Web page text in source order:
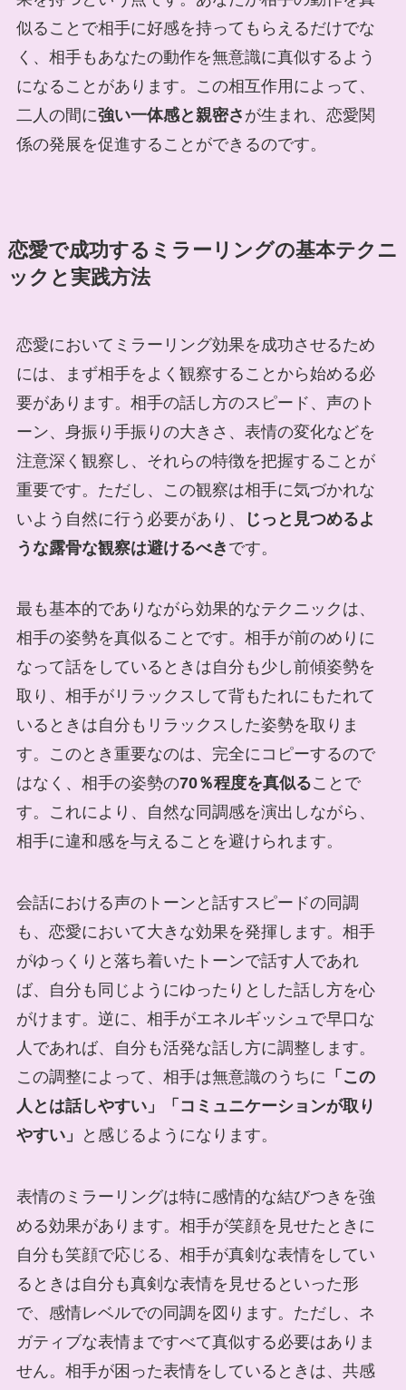
似ることで相手に好感を持ってもらえるだけでな
く、相手もあなたの動作を無意識に真似するよう
になることがあります。この相互作用によって、
二人の間に強い一体感と親密さ が生まれ、恋愛関
係の発展を促進することができるのです。
恋愛で成功するミラーリングの基本テクニ
ックと実践方法
恋愛においてミラーリング効果を成功させるため
には、まず相手をよく観察することから始める必
要があります。相手の話し方のスピード、声のト
ーン、身振り手振りの大きさ、表情の変化などを
注意深く観察し、それらの特徴を把握することが
重要です。ただし、この観察は相手に気づかれな
いよう自然に行う必要があり、
じっと見つめるよ
うな露骨な観察は避けるべき です。
最も基本的でありながら効果的なテクニックは、
相手の姿勢を真似ることです。相手が前のめりに
なって話をしているときは自分も少し前傾姿勢を
取り、相手がリラックスして背もたれにもたれて
いるときは自分もリラックスした姿勢を取りま
す。このとき重要なのは、完全にコピーするので
はなく、相手の姿勢の70％程度を真似ることで
す。これにより、自然な同調感を演出しながら、
相手に違和感を与えることを避けられます。
会話における声のトーンと話すスピードの同調
も、恋愛において大きな効果を発揮します。相手
がゆっくりと落ち着いたトーンで話す人であれ
ば、自分も同じようにゆったりとした話し方を心
がけます。逆に、相手がエネルギッシュで早口な
人であれば、自分も活発な話し方に調整します。
この調整によって、相手は無意識のうちに 「この
人とは話しやすい」「コミュニケーションが取り
やすい」
と感じるようになります。
表情のミラーリングは特に感情的な結びつきを強
める効果があります。相手が笑顔を見せたときに
自分も笑顔で応じる、相手が真剣な表情をしてい
るときは自分も真剣な表情を見せるといった形
で、感情レベルでの同調を図ります。ただし、ネ
ガティブな表情まですべて真似する必要はありま
せん。相手が困った表情をしているときは、共感